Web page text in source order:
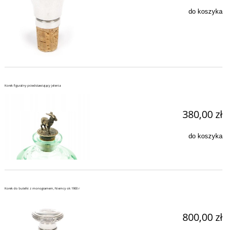
do koszyka
Korek figuralny przedstawiający jelenia
380,00 zł
do koszyka
Korek do butelki z monogramem, Niemcy ok 1900 r
800,00 zł